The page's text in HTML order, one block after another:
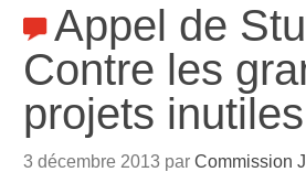
Appel de
Contre les
projets inutiles
3 décembre 2013 parCommission